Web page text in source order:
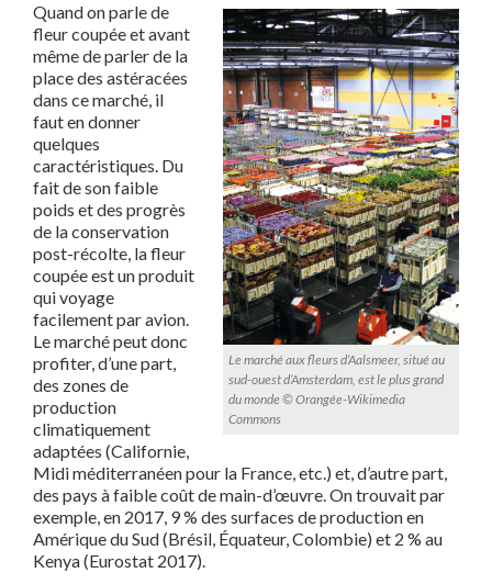
Le marché aux fleurs d’Aalsmeer, situé au
sud-ouest d’Amsterdam, est le plus grand
du monde © Orangée-Wikimedia
Commons
Quand on parle de
fleur coupée et avant
même de parler de la
place des astéracées
dans ce marché, il
faut en donner
quelques
caractéristiques. Du
fait de son faible
poids et des progrès
de la conservation
post-récolte, la fleur
coupée est un produit
qui voyage
facilement par avion.
Le marché peut donc
profiter, d’une part,
des zones de
production
climatiquement
adaptées (Californie,
Midi méditerranéen pour la France, etc.) et, d’autre part,
des pays à faible coût de main-d’œuvre. On trouvait par
exemple, en 2017, 9 % des surfaces de production en
Amérique du Sud (Brésil, Équateur, Colombie) et 2 % au
Kenya (Eurostat 2017).